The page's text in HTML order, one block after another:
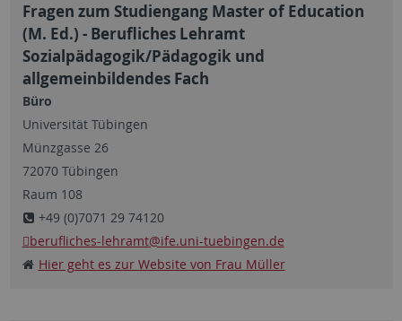
Fragen zum Studiengang Master of Education
(M. Ed.) - Berufliches Lehramt
Sozialpädagogik/Pädagogik und
allgemeinbildendes Fach
Büro
Universität Tübingen
Münzgasse 26
72070 Tübingen
Raum 108
+49 (0)7071 29 74120
berufliches-lehramt@ife.uni-tuebingen.de
Hier geht es zur Website von Frau Müller